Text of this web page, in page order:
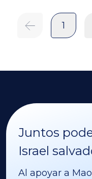
1
Juntos
Israel
Al apoyar a